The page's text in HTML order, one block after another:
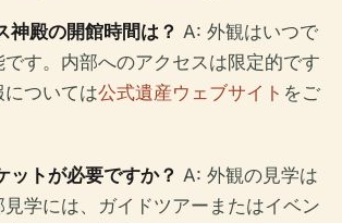
神殿の開館時間は？ A: 外観はいつで
です。内部へのアクセスは限定的です
ついては公式遺産ウェブサイト をご
ットが必要ですか？ A: 外観の見学は
学には、ガイドツアーまたはイベン